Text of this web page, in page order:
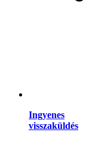
Ingyenes
visszaküldés